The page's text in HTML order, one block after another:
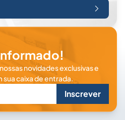
novidades exclusivas e
caixa de entrada.
Inscrever